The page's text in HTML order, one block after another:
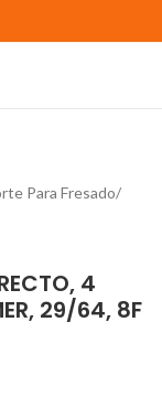
Para Fresado
4
29/64, 8F